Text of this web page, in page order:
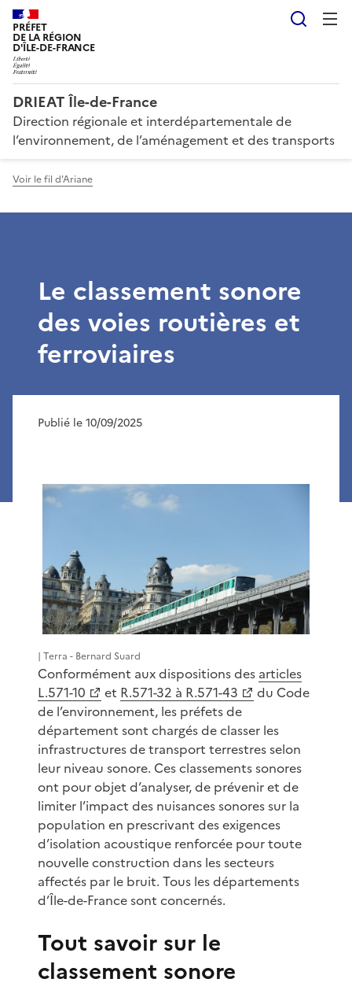
PRÉFET
DE LA RÉGION
D'ÎLE-DE-FRANCE
DRIEAT Île-de-France
Direction régionale et interdépartementale de
l’environnement, de l’aménagement et des transports
Voir le fil d'Ariane
Le classement sonore
des voies routières et
ferroviaires
Publié le 10/09/2025
| Terra - Bernard Suard
Conformément aux dispositions des articles
L.571-10
et R.571-32 à R.571-43
du Code
de l’environnement, les préfets de
département sont chargés de classer les
infrastructures de transport terrestres selon
leur niveau sonore. Ces classements sonores
ont pour objet d’analyser, de prévenir et de
limiter l’impact des nuisances sonores sur la
population en prescrivant des exigences
d’isolation acoustique renforcée pour toute
nouvelle construction dans les secteurs
affectés par le bruit. Tous les départements
d’Île-de-France sont concernés.
Tout savoir sur le
classement sonore